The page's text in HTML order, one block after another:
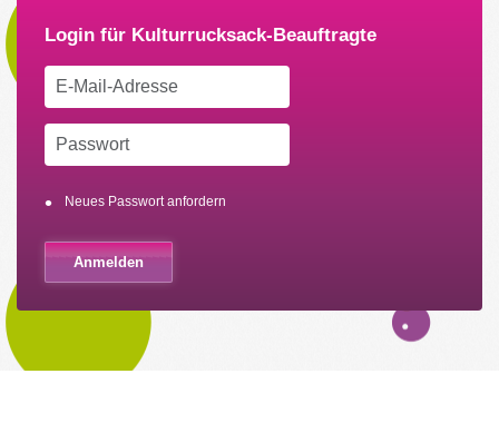
Neues Passwort anfordern